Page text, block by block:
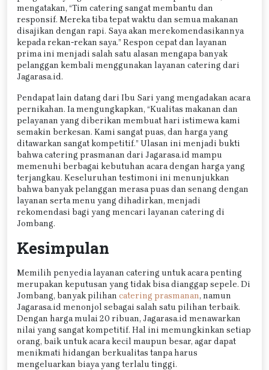
mengatakan, “Tim catering sangat membantu dan
responsif. Mereka tiba tepat waktu dan semua makanan
disajikan dengan rapi. Saya akan merekomendasikannya
kepada rekan-rekan saya.” Respon cepat dan layanan
prima ini menjadi salah satu alasan mengapa banyak
pelanggan kembali menggunakan layanan catering dari
Jagarasa.id.
Pendapat lain datang dari Ibu Sari yang mengadakan acara
pernikahan. Ia mengungkapkan, “Kualitas makanan dan
pelayanan yang diberikan membuat hari istimewa kami
semakin berkesan. Kami sangat puas, dan harga yang
ditawarkan sangat kompetitif.” Ulasan ini menjadi bukti
bahwa catering prasmanan dari Jagarasa.id mampu
memenuhi berbagai kebutuhan acara dengan harga yang
terjangkau. Keseluruhan testimoni ini menunjukkan
bahwa banyak pelanggan merasa puas dan senang dengan
layanan serta menu yang dihadirkan, menjadi
rekomendasi bagi yang mencari layanan catering di
Jombang.
Kesimpulan
Memilih penyedia layanan catering untuk acara penting
merupakan keputusan yang tidak bisa dianggap sepele. Di
Jombang, banyak pilihan catering prasmanan, namun
Jagarasa.id menonjol sebagai salah satu pilihan terbaik.
Dengan harga mulai 20 ribuan, Jagarasa.id menawarkan
nilai yang sangat kompetitif. Hal ini memungkinkan setiap
orang, baik untuk acara kecil maupun besar, agar dapat
menikmati hidangan berkualitas tanpa harus
mengeluarkan biaya yang terlalu tinggi.